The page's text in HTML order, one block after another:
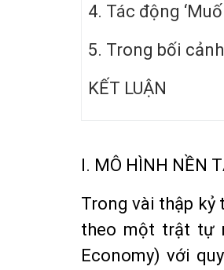
4. Tác động
5. Trong bối
KẾT LUẬN
I. MÔ HÌNH NỀN
Trong vài thập kỷ
theo một trật tự
Economy) với